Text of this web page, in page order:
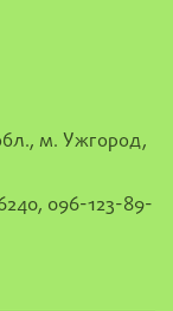
м. Ужгород,
096-123-89-